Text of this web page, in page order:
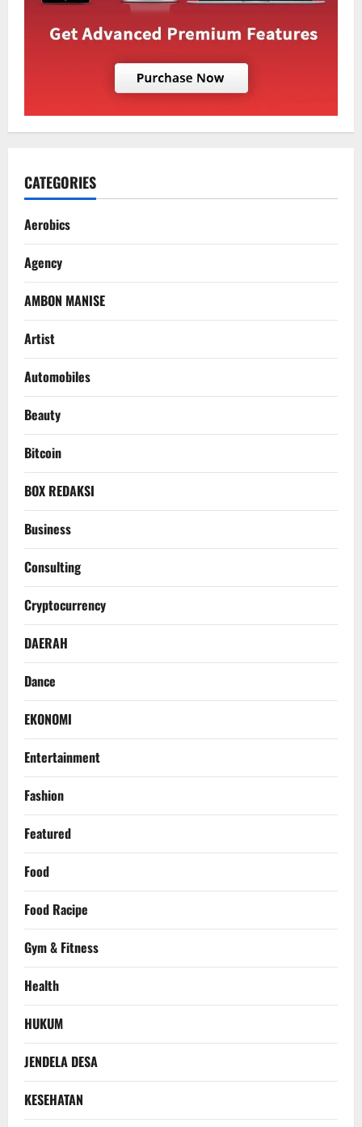
CATEGORIES
Aerobics
Agency
AMBON MANISE
Artist
Automobiles
Beauty
Bitcoin
BOX REDAKSI
Business
Consulting
Cryptocurrency
DAERAH
Dance
EKONOMI
Entertainment
Fashion
Featured
Food
Food Racipe
Gym & Fitness
Health
HUKUM
JENDELA DESA
KESEHATAN